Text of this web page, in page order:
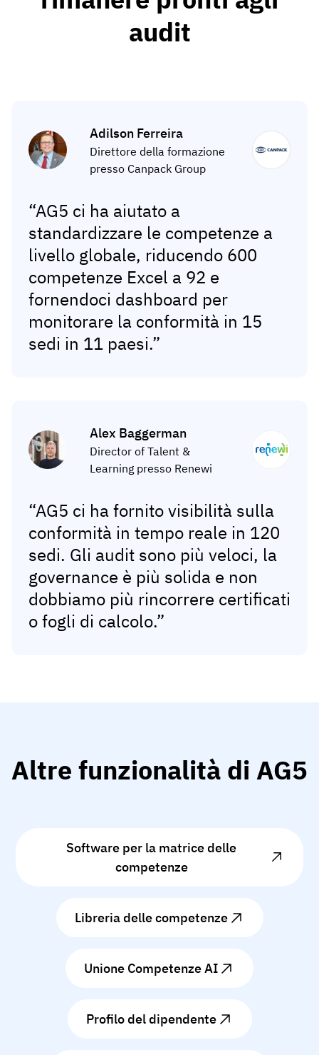
audit
Adilson Ferreira
Direttore della formazione
presso Canpack Group
“AG5 ci ha aiutato a
standardizzare le competenze a
livello globale, riducendo 600
competenze Excel a 92 e
fornendoci dashboard per
monitorare la conformità in 15
sedi in 11 paesi.”
Alex Baggerman
Director of Talent &
Learning presso Renewi
“AG5 ci ha fornito visibilità sulla
conformità in tempo reale in 120
sedi. Gli audit sono più veloci, la
governance è più solida e non
dobbiamo più rincorrere certificati
o fogli di calcolo.”
Altre funzionalità di AG5
Software per la matrice delle
competenze
Libreria delle competenze
Unione Competenze AI
Profilo del dipendente